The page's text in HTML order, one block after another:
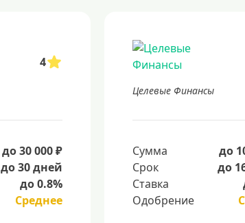
4
до 30 000 ₽
до 30 дней
до 0.8%
Среднее
Целевые Финансы
Сумма
до
Срок
до
Ставка
Одобрение